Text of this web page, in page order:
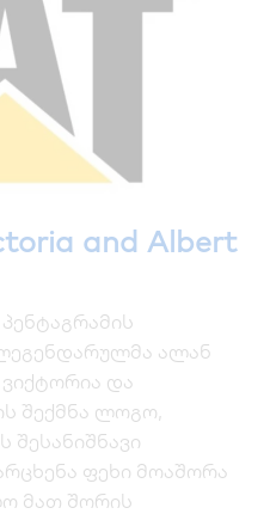
and Albert
პენტაგრამის
ალან
და
შექმნა ლოგო,
შესანიშნავი
ფეხი მოაშორა
მათ შორის